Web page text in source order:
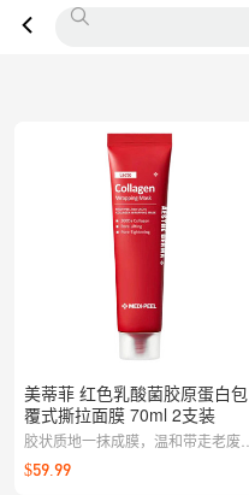
美蒂菲 红色乳酸菌胶原蛋白包
覆式撕拉面膜 70ml 2支装
胶状质地一抹成膜，温和带走老废角
质与毛孔污垢，融合红色乳酸菌与胶
原精华，敷后肌肤清爽细滑、透亮有
$59.99